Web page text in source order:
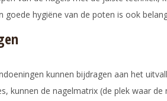
goede hygiëne van de poten is ook
kunnen bijdragen aan het
kunnen de nagelmatrix (de plek waar